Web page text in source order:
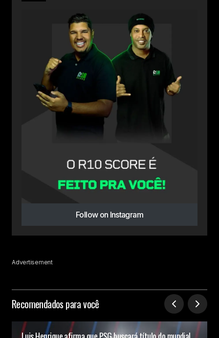
Follow on Instagram
Advertisement
Recomendados para você